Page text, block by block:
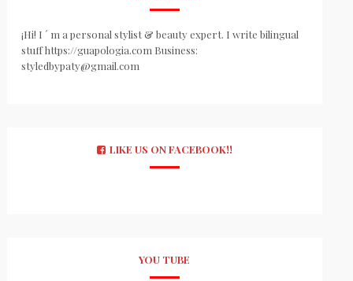
¡Hi! I ´ m a personal stylist & beauty expert. I write bilingual
stuff https://guapologia.com Business:
styledbypaty@gmail.com
LIKE US ON FACEBOOK!!
YOU TUBE